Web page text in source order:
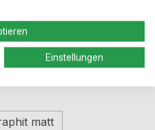
2-5 Werktage
matt
Einstellungen